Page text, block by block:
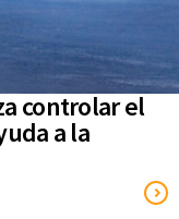
controlar el
a la